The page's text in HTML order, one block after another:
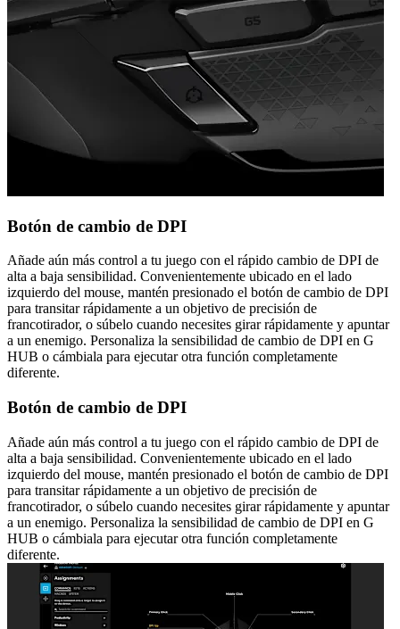
Botón de cambio de DPI
Añade aún más control a tu juego con el rápido cambio de DPI de
alta a baja sensibilidad. Convenientemente ubicado en el lado
izquierdo del mouse, mantén presionado el botón de cambio de DPI
para transitar rápidamente a un objetivo de precisión de
francotirador, o súbelo cuando necesites girar rápidamente y apuntar
a un enemigo. Personaliza la sensibilidad de cambio de DPI en G
HUB o cámbiala para ejecutar otra función completamente
diferente.
Botón de cambio de DPI
Añade aún más control a tu juego con el rápido cambio de DPI de
alta a baja sensibilidad. Convenientemente ubicado en el lado
izquierdo del mouse, mantén presionado el botón de cambio de DPI
para transitar rápidamente a un objetivo de precisión de
francotirador, o súbelo cuando necesites girar rápidamente y apuntar
a un enemigo. Personaliza la sensibilidad de cambio de DPI en G
HUB o cámbiala para ejecutar otra función completamente
diferente.